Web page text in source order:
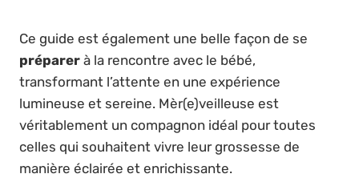
Ce guide est également une belle façon de se
préparer à la rencontre avec le bébé,
transformant l’attente en une expérience
lumineuse et sereine. Mèr(e)veilleuse est
véritablement un compagnon idéal pour toutes
celles qui souhaitent vivre leur grossesse de
manière éclairée et enrichissante.